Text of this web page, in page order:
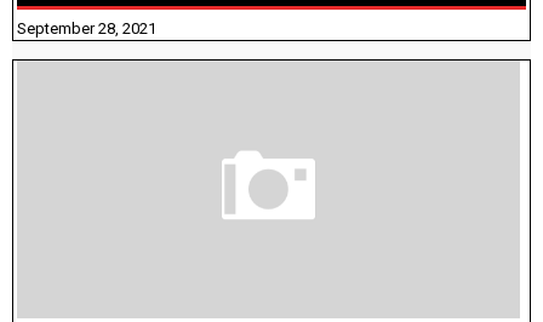
September 28, 2021